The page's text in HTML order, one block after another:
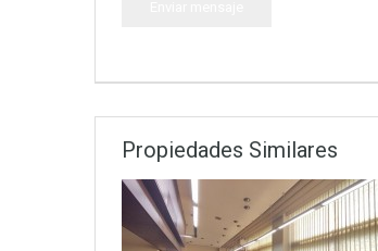
Propiedades Similares